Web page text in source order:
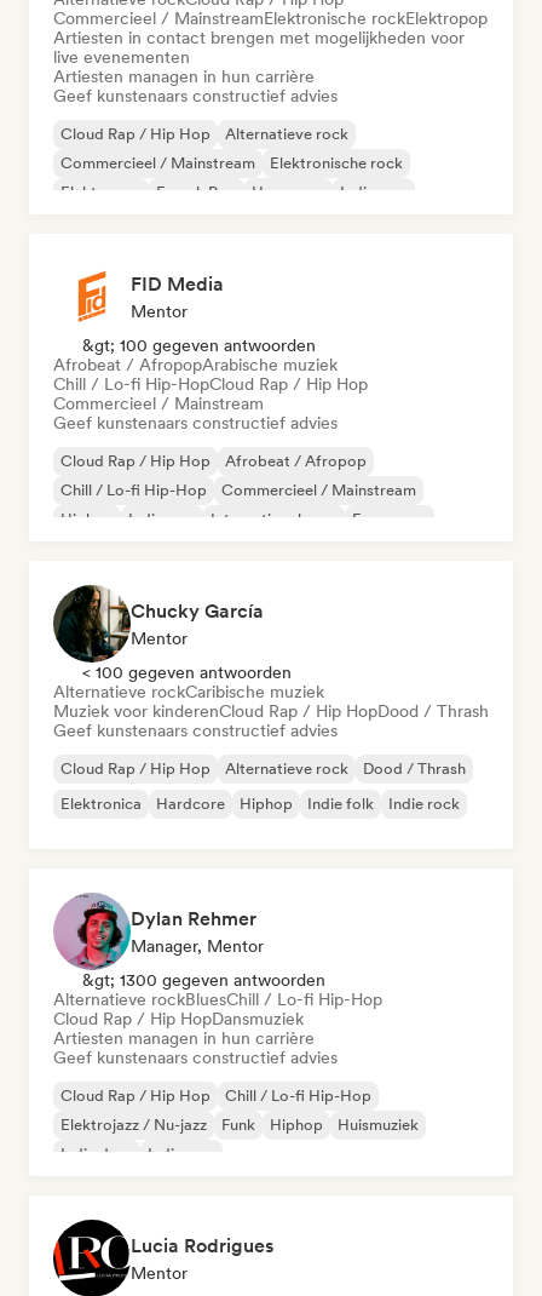
Commercieel / MainstreamElektronische rockElektropop
Artiesten in contact brengen met mogelijkheden voor
live evenementen
Artiesten managen in hun carrière
Geef kunstenaars constructief advies
Cloud Rap / Hip Hop
Alternatieve rock
Commercieel / Mainstream
Elektronische rock
Elektropop
French Pop Hyperpop Indie pop
FID Media
Mentor
&gt; 100 gegeven antwoorden
Afrobeat / AfropopArabische muziek
Chill / Lo-fi Hip-HopCloud Rap / Hip Hop
Commercieel / Mainstream
Geef kunstenaars constructief advies
Cloud Rap / Hip Hop
Afrobeat / Afropop
Chill / Lo-fi Hip-Hop
Commercieel / Mainstream
Hiphop
Indie pop Internationale rap Franse rap
Chucky García
Mentor
< 100 gegeven antwoorden
Alternatieve rockCaribische muziek
Muziek voor kinderenCloud Rap / Hip HopDood / Thrash
Geef kunstenaars constructief advies
Cloud Rap / Hip Hop Alternatieve rock
Dood / Thrash
Elektronica
Hardcore Hiphop Indie folk Indie rock
Dylan Rehmer
Manager, Mentor
&gt; 1300 gegeven antwoorden
Alternatieve rockBluesChill / Lo-fi Hip-Hop
Cloud Rap / Hip HopDansmuziek
Artiesten managen in hun carrière
Geef kunstenaars constructief advies
Cloud Rap / Hip Hop
Chill / Lo-fi Hip-Hop
Elektrojazz / Nu-jazz
Funk Hiphop
Huismuziek
Indie dans
Indie pop
Lucia Rodrigues
Mentor